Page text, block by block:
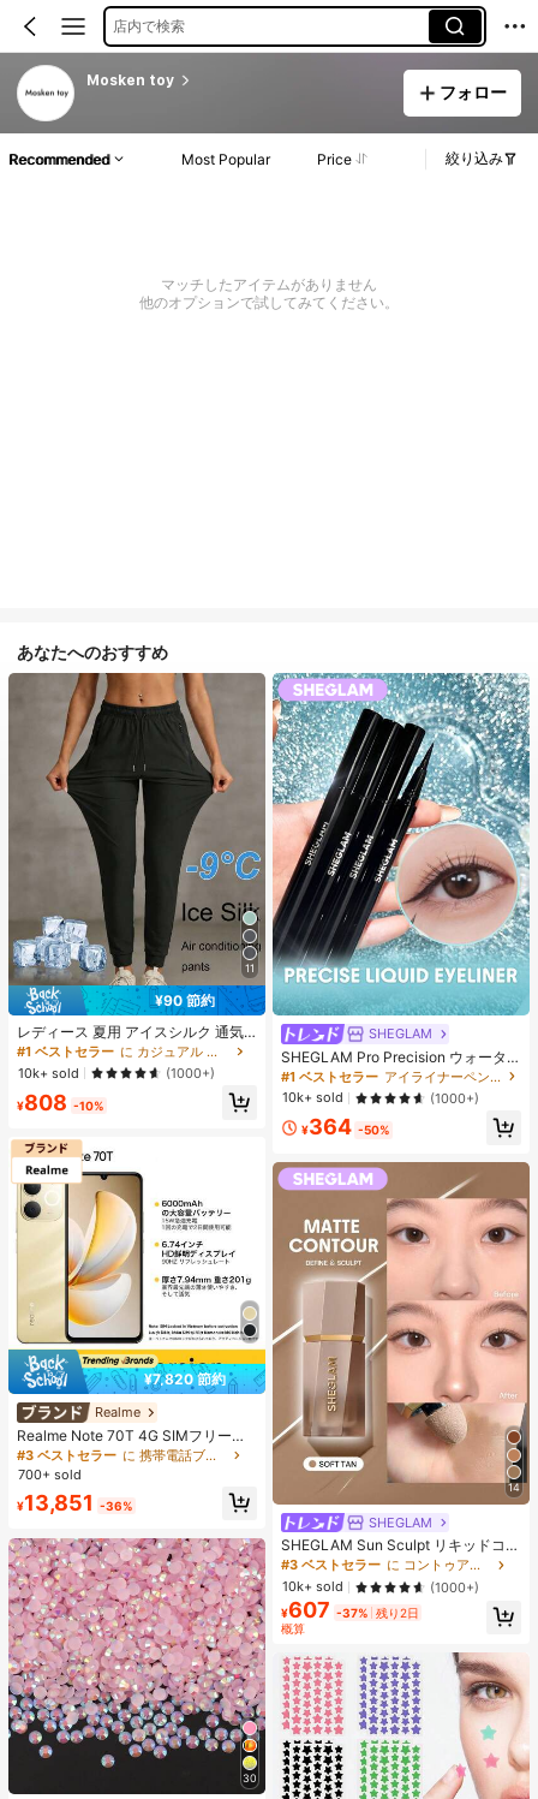
店内で検索
Mosken toy
フォロー
Recommended Most Popular Price 絞り込み
マッチしたアイテムがありません
他のオプションで試してみてください。
あなたへのおすすめ
11
¥90 節約
レディース 夏用 アイスシルク 通気
性 ランニングパンツ、速乾 軽量 ス
ポーツパンツ ジッパーポケット & ウ
エストバンド付き フィットネス & ジ
ョギング用 ブラック、アスレジャー
#1 ベストセラー
に カジュアル カジュアルパンツ
10k+ sold
(1000+)
¥808 -10%
¥7,820 節約
Realme
Realme Note 70T 4G SIMフリー携
帯電話 4GB+64GB/4GB+128GB/4G
B+256GB グローバル版 4G LTE、A
カメラ、90Hz ディスプレイ モバイ
ルフォン プラスライト、6000mAh
大容量バッテリー、15W 急速充電、
オクタコアチップセット、アダプタ
ーなし、ベトナムでSIMロック
#3 ベストセラー
に 携帯電話ブランド 携帯電話
700+ sold
¥13,851 -36%
30
SHEGLAM
SHEGLAM Pro Precision ウォータ
ープルーフリキッドアイライナー-Bl
ack 女性と女の子のためのブランド
ビューティーコスメメイクアップ
#1 ベストセラー
アイライナーペンシル アイライナー
10k+ sold
(1000+)
¥364 -50%
14
SHEGLAM
SHEGLAM Sun Sculpt リキッドコン
ター-Soft Tan ノーズシャドウ シェ
ーディング 女性と女の子のためのブ
ランドビューティーコスメメイクア
ップ
#3 ベストセラー
に コントゥア＆ブロンザー
10k+ sold
(1000+)
¥607 -37% 残り2日
概算